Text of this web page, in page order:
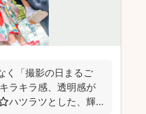
く「撮影の日まるご
ラキラ感、透明感が
ハツラツとした、輝